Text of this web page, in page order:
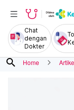
Chat
dengan
Dokter
search Home